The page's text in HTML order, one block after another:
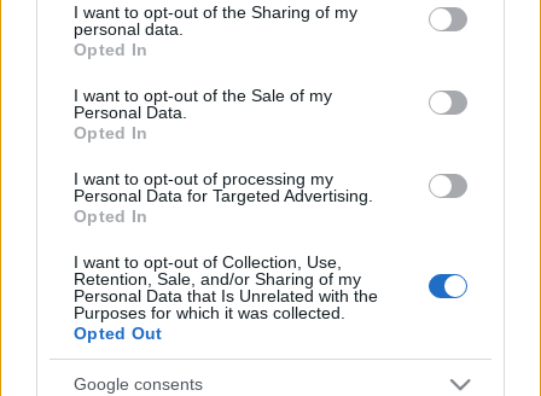
not limited to your visit or usage behaviour. You may click to
grant or deny consent to Google and its third-party tags to
use your data for below specified purposes in below Google
consent section.
I want to opt-out of the Sharing of my
personal data.
Opted In
I want to opt-out of the Sale of my
Personal Data.
Opted In
I want to opt-out of processing my
Personal Data for Targeted Advertising.
Opted In
I want to opt-out of Collection, Use,
Retention, Sale, and/or Sharing of my
Personal Data that Is Unrelated with the
Purposes for which it was collected.
Opted Out
Google consents
Érzékszervi kert, mert a gyerekek a helyszínen
lehetnek, kapcsolatban a természettel, miközben
szaglással, ízleléssel egy időre elfelejthetik a
betegségüket – magyarázza Giorgi.
Ilyen terek természetesen kórházakban is
kialakíthatók. Giorgi és munkatársa, a Bari Műszaki
Egyetemen oktató Giuseppe Fallacara szállítható,
újrarendezhető terrakotta modulokat dolgoztak ki. A
modulok garantálják egyedi, személyre szabott
kertek kialakításának a lehetőségét. Az egymásra
helyezhető kerámiatömbök ültetőként vagy a
falszerkezet kialakítására használhatók.